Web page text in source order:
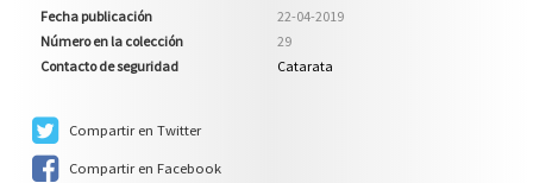
Fecha publicación
22-04-2019
Número en la colección
29
Contacto de seguridad
Catarata
Compartir en Twitter
Compartir en Facebook